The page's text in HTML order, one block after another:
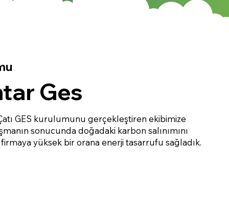
Ges
GES kurulumunu gerçekleştiren ekibimize
sonucunda doğadaki karbon salınımını
yüksek bir orana enerji tasarrufu sağladık.